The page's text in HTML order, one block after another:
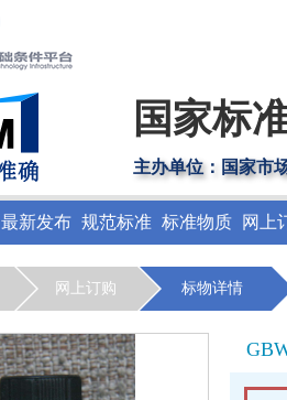
国家标
主办单位：国家市
最新发布 规范标准 标准物质 网上
网上订购 标物详情